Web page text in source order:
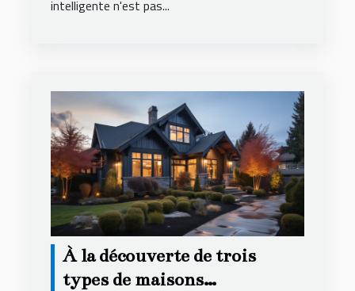
intelligente n'est pas...
À la découverte de trois
types de maisons